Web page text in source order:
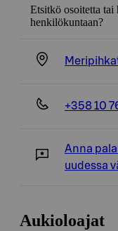
Etsitkö osoitetta tai
henkilökuntaan?
+358 10
Anna
uudessa
Aukioloajat